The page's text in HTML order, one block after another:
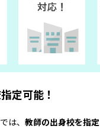
定可能！
は、 教師の出身校を指定